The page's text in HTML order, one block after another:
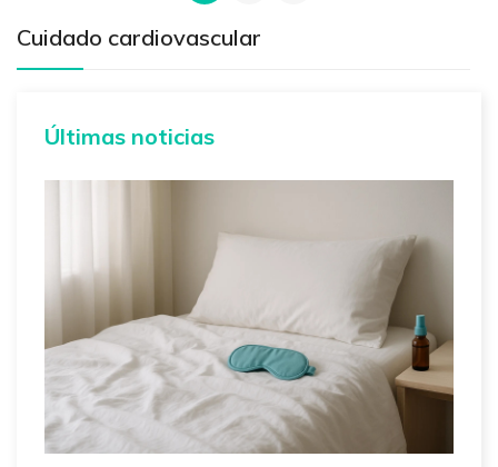
Cuidado cardiovascular
Últimas noticias